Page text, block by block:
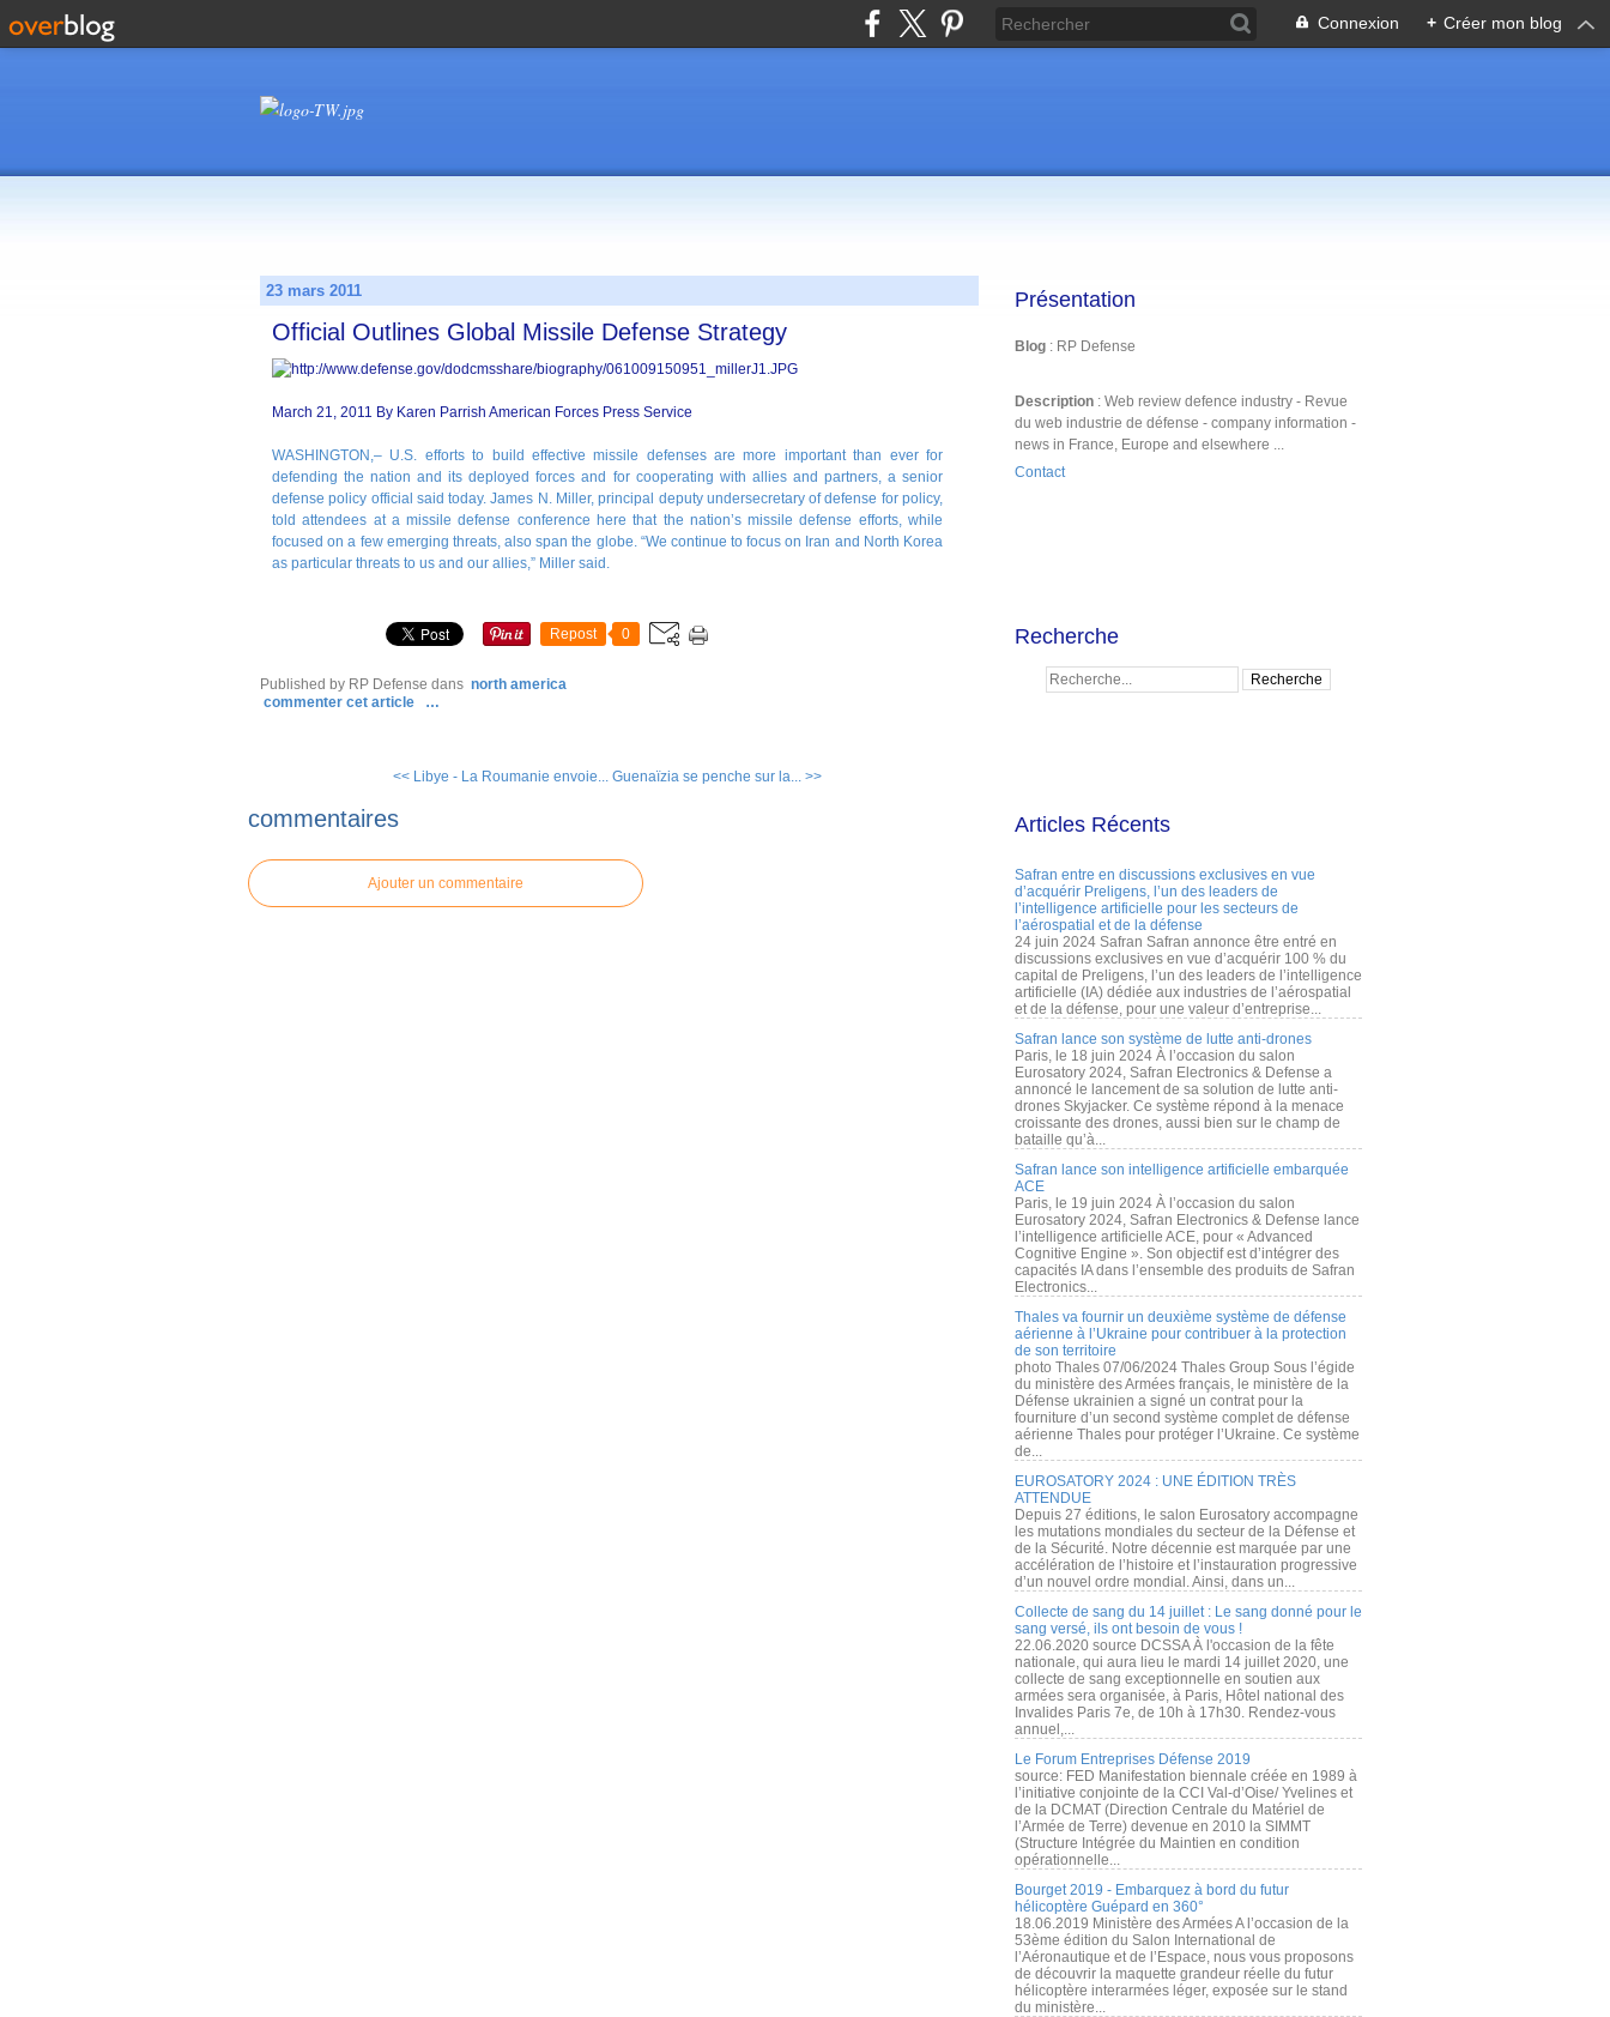
Connexion + Créer mon blog
23 mars 2011
Official Outlines Global Missile Defense Strategy
March 21, 2011 By Karen Parrish American Forces Press Service
WASHINGTON,– U.S. efforts to build effective missile defenses are more important than ever for
defending the nation and its deployed forces and for cooperating with allies and partners, a senior
defense policy official said today. James N. Miller, principal deputy undersecretary of defense for policy,
told attendees at a missile defense conference here that the nation’s missile defense efforts, while
focused on a few emerging threats, also span the globe. “We continue to focus on Iran and North Korea
as particular threats to us and our allies,” Miller said.
Repost 0
Published by RP Defense dans north america
commenter cet article
…
<< Libye - La Roumanie envoie... Guenaïzia se penche sur la... >>
commentaires
Ajouter un commentaire
Présentation
Blog : RP Defense
Description : Web review defence industry - Revue
du web industrie de défense - company information -
news in France, Europe and elsewhere ...
Contact
Recherche
Articles Récents
Safran entre en discussions exclusives en vue
d’acquérir Preligens, l’un des leaders de
l’intelligence artificielle pour les secteurs de
l’aérospatial et de la défense
24 juin 2024 Safran Safran annonce être entré en
discussions exclusives en vue d’acquérir 100 % du
capital de Preligens, l’un des leaders de l’intelligence
artificielle (IA) dédiée aux industries de l’aérospatial
et de la défense, pour une valeur d’entreprise...
Safran lance son système de lutte anti-drones
Paris, le 18 juin 2024 À l’occasion du salon
Eurosatory 2024, Safran Electronics & Defense a
annoncé le lancement de sa solution de lutte anti-
drones Skyjacker. Ce système répond à la menace
croissante des drones, aussi bien sur le champ de
bataille qu’à...
Safran lance son intelligence artificielle embarquée
ACE
Paris, le 19 juin 2024 À l’occasion du salon
Eurosatory 2024, Safran Electronics & Defense lance
l’intelligence artificielle ACE, pour « Advanced
Cognitive Engine ». Son objectif est d’intégrer des
capacités IA dans l’ensemble des produits de Safran
Electronics...
Thales va fournir un deuxième système de défense
aérienne à l’Ukraine pour contribuer à la protection
de son territoire
photo Thales 07/06/2024 Thales Group Sous l’égide
du ministère des Armées français, le ministère de la
Défense ukrainien a signé un contrat pour la
fourniture d’un second système complet de défense
aérienne Thales pour protéger l’Ukraine. Ce système
de...
EUROSATORY 2024 : UNE ÉDITION TRÈS
ATTENDUE
Depuis 27 éditions, le salon Eurosatory accompagne
les mutations mondiales du secteur de la Défense et
de la Sécurité. Notre décennie est marquée par une
accélération de l’histoire et l’instauration progressive
d’un nouvel ordre mondial. Ainsi, dans un...
Collecte de sang du 14 juillet : Le sang donné pour le
sang versé, ils ont besoin de vous !
22.06.2020 source DCSSA À l'occasion de la fête
nationale, qui aura lieu le mardi 14 juillet 2020, une
collecte de sang exceptionnelle en soutien aux
armées sera organisée, à Paris, Hôtel national des
Invalides Paris 7e, de 10h à 17h30. Rendez-vous
annuel,...
Le Forum Entreprises Défense 2019
source: FED Manifestation biennale créée en 1989 à
l’initiative conjointe de la CCI Val-d’Oise/ Yvelines et
de la DCMAT (Direction Centrale du Matériel de
l’Armée de Terre) devenue en 2010 la SIMMT
(Structure Intégrée du Maintien en condition
opérationnelle...
Bourget 2019 - Embarquez à bord du futur
hélicoptère Guépard en 360°
18.06.2019 Ministère des Armées A l’occasion de la
53ème édition du Salon International de
l’Aéronautique et de l’Espace, nous vous proposons
de découvrir la maquette grandeur réelle du futur
hélicoptère interarmées léger, exposée sur le stand
du ministère...